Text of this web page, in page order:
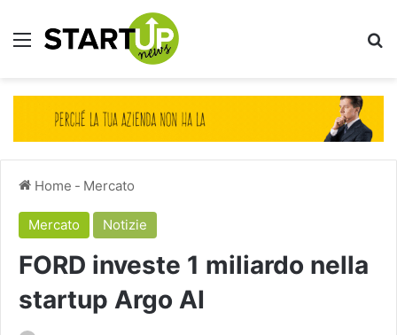
Menu
Home - Mercato
Mercato Notizie
FORD investe 1 miliardo nella
startup Argo AI